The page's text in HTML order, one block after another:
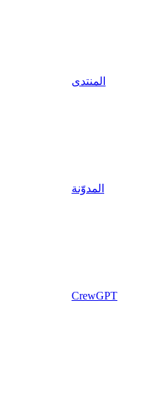
المنتدى
المدوّنة
CrewGPT